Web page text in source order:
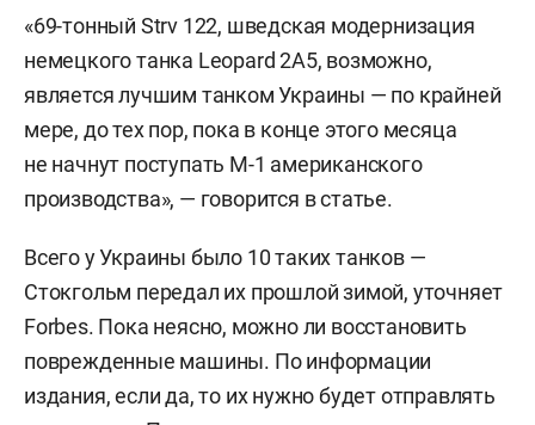
«69-тонный Strv 122, шведская модернизация
немецкого танка Leopard 2A5, возможно,
является лучшим танком Украины — по крайней
мере, до тех пор, пока в конце этого месяца
не начнут поступать М-1 американского
производства», — говорится в статье.
Всего у Украины было 10 таких танков —
Стокгольм передал их прошлой зимой, уточняет
Forbes. Пока неясно, можно ли восстановить
поврежденные машины. По информации
издания, если да, то их нужно будет отправлять